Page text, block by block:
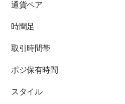
通貨ペア
時間足
取引時間帯
ポジ保有時間
スタイル